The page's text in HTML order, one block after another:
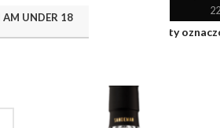
AM UNDER 18
Produkty